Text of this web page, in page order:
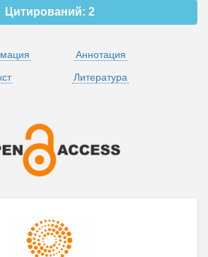
Цитирований: 2
Аннотация
Литература